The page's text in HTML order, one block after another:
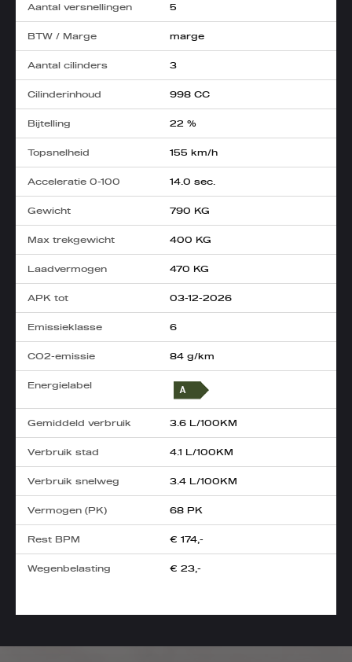
Aantal versnellingen 5
BTW / Marge marge
Aantal cilinders 3
Cilinderinhoud 998 CC
Bijtelling 22 %
Topsnelheid 155 km/h
Acceleratie 0-100 14.0 sec.
Gewicht 790 KG
Max trekgewicht 400 KG
Laadvermogen 470 KG
APK tot 03-12-2026
Emissieklasse 6
CO2-emissie 84 g/km
Energielabel
Gemiddeld verbruik 3.6 L/100KM
Verbruik stad 4.1 L/100KM
Verbruik snelweg 3.4 L/100KM
Vermogen (PK) 68 PK
Rest BPM € 174,-
Wegenbelasting € 23,-